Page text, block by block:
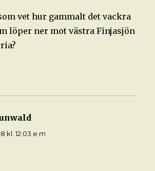
vet hur gammalt det vackra
löper ner mot västra Finjasjön
kl. 12:03 e m